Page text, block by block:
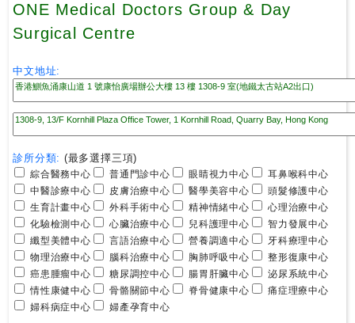
所
區
搜
尋
24
小
時
應
診
急
症
室
ONE Medical Doctors Group & Day
Surgical Centre
中文地址:
診所分類: (最多選擇三項)
綜合醫務中心 普通門診中心 眼睛視力中心
耳鼻喉科中心
中醫診療中心
皮膚治療中心 醫學美容中心
頭髮修護中心
生育計畫中心
外科手術中心 精神情緒中心
心理治療中心
化驗檢測中心
心臟治療中心 兒科護理中心
智力發展中心
纖型美體中心
言語治療中心 營養調適中心
牙科療理中心
物理治療中心
腦科治療中心 胸肺呼吸中心
整形復康中心
癌患腫瘤中心
糖尿調控中心 腸胃肝臟中心
泌尿系統中心
情性康健中心
骨骼關節中心 脊骨健康中心
痛症理療中心
婦科病症中心
婦產孕育中心